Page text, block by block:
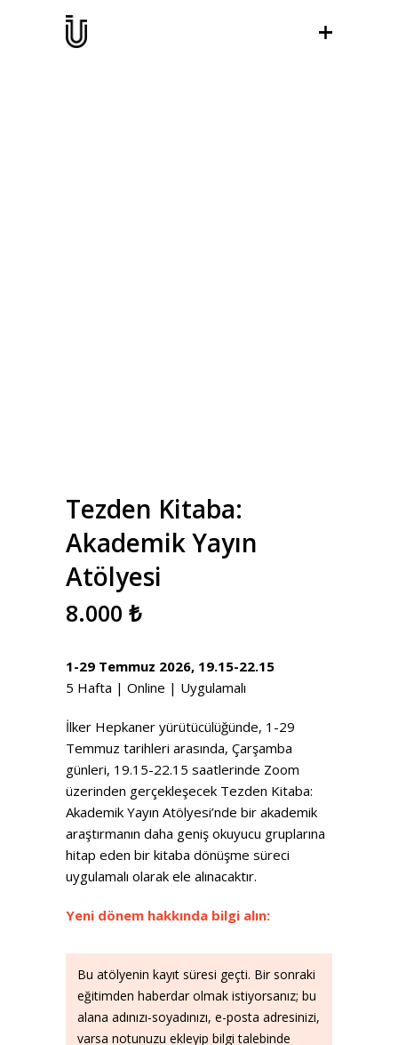
Tezden Kitaba:
Akademik Yayın
Atölyesi
8.000 ₺
1-29 Temmuz 2026, 19.15-22.15
5 Hafta | Online | Uygulamalı
İlker Hepkaner yürütücülüğünde, 1-29
Temmuz tarihleri arasında, Çarşamba
günleri, 19.15-22.15 saatlerinde Zoom
üzerinden gerçekleşecek Tezden Kitaba:
Akademik Yayın Atölyesi’nde bir akademik
araştırmanın daha geniş okuyucu gruplarına
hitap eden bir kitaba dönüşme süreci
uygulamalı olarak ele alınacaktır.
Yeni dönem hakkında bilgi alın: